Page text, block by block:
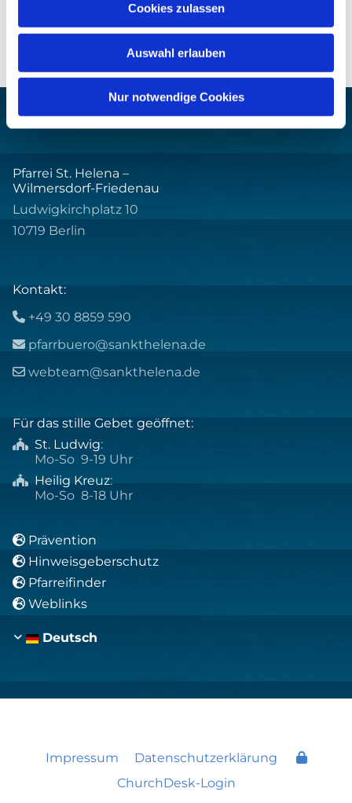
Cookies zulassen
Auswahl erlauben
Nur notwendige Cookies
Pfarrei St. Helena –
Wilmersdorf-Friedenau
Ludwigkirchplatz 10
10719 Berlin
Kontakt:
 +49 30 8859 590
 pfarrbuero@sankthelena.de
 webteam@sankthelena.de
Für das stille Gebet geöffnet:
 St. Ludwig:
Mo-So 9-19 Uhr
 Heilig Kreuz:
Mo-So 8-18 Uhr
 Prävention
 Hinweisgeberschutz
 Pfarreifinder
 Weblinks
Deutsch
Impressum
Datenschutzerklärung
ChurchDesk-Login